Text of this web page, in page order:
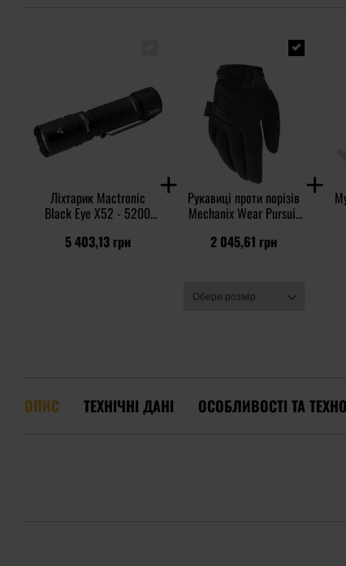
Ліхтарик Mactronic
Black Eye X52 - 5200
5 403,13 грн
Рукавиці проти порізів
Mechanix Wear Pursuit
2 045,61 грн
ОПИС ТЕХНІЧНІ ДАНІ ОСОБЛИВОСТІ ТА